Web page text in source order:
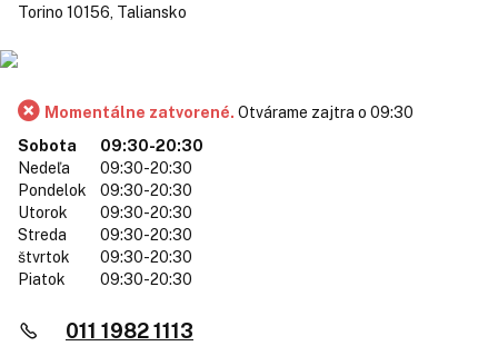
Torino 10156, Taliansko
Momentálne zatvorené. Otvárame zajtra o 09:30
Sobota
09:30-20:30
Nedeľa
09:30-20:30
Pondelok
09:30-20:30
Utorok
09:30-20:30
Streda
09:30-20:30
štvrtok
09:30-20:30
Piatok
09:30-20:30
011 1982 1113